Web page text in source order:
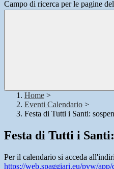
Campo di ricerca per le pagine
Home >
Eventi Calendario >
Festa di Tutti i Santi:
Festa di Tutti i
Per il calendario si acceda
https://web.spaggiari.eu/pvw/